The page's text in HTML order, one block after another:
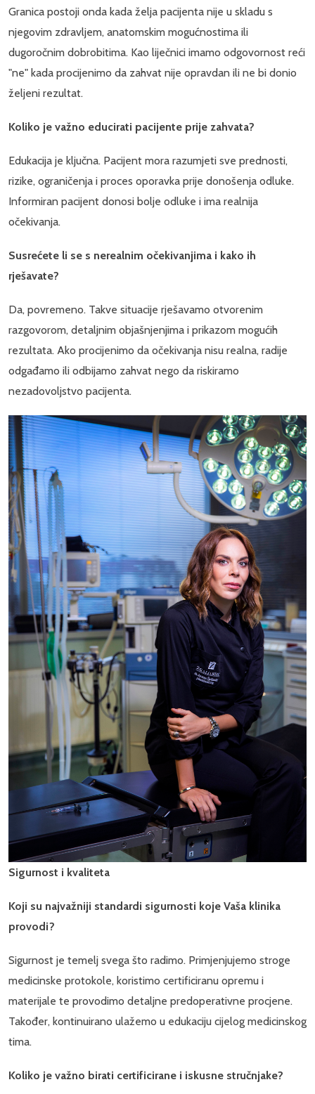
Granica postoji onda kada želja pacijenta nije u skladu s
njegovim zdravljem, anatomskim mogućnostima ili
dugoročnim dobrobitima. Kao liječnici imamo odgovornost reći
"ne" kada procijenimo da zahvat nije opravdan ili ne bi donio
željeni rezultat.
Koliko je važno educirati pacijente prije zahvata?
Edukacija je ključna. Pacijent mora razumjeti sve prednosti,
rizike, ograničenja i proces oporavka prije donošenja odluke.
Informiran pacijent donosi bolje odluke i ima realnija
očekivanja.
Susrećete li se s nerealnim očekivanjima i kako ih
rješavate?
Da, povremeno. Takve situacije rješavamo otvorenim
razgovorom, detaljnim objašnjenjima i prikazom mogućih
rezultata. Ako procijenimo da očekivanja nisu realna, radije
odgađamo ili odbijamo zahvat nego da riskiramo
nezadovoljstvo pacijenta.
Sigurnost i kvaliteta
Koji su najvažniji standardi sigurnosti koje Vaša klinika
provodi?
Sigurnost je temelj svega što radimo. Primjenjujemo stroge
medicinske protokole, koristimo certificiranu opremu i
materijale te provodimo detaljne predoperativne procjene.
Također, kontinuirano ulažemo u edukaciju cijelog medicinskog
tima.
Koliko je važno birati certificirane i iskusne stručnjake?